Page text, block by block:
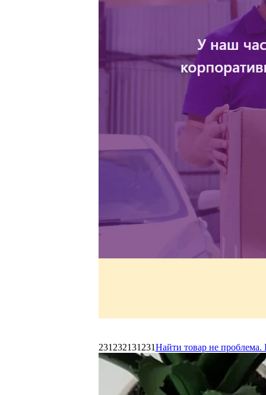
231232131231Найти товар не проблема.